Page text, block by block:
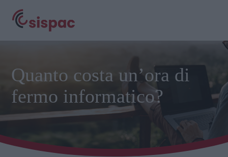
Quanto costa un’ora di
fermo informatico?